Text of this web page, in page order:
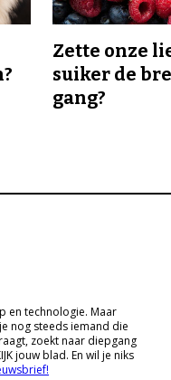
Zette onze
suiker de
gang?
en technologie. Maar
nog steeds iemand die
zoekt naar diepgang
jouw blad. En wil je niks